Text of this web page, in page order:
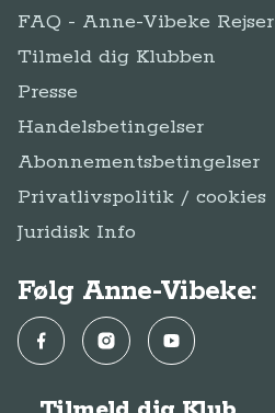
FAQ - Anne-Vibeke Rejser
Tilmeld dig Klubben
Presse
Handelsbetingelser
Abonnementsbetingelser
Privatlivspolitik / cookies
Juridisk Info
Følg Anne-Vibeke:
FacebookInstagramYouTube